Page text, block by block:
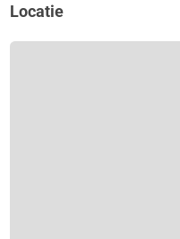
Locatie